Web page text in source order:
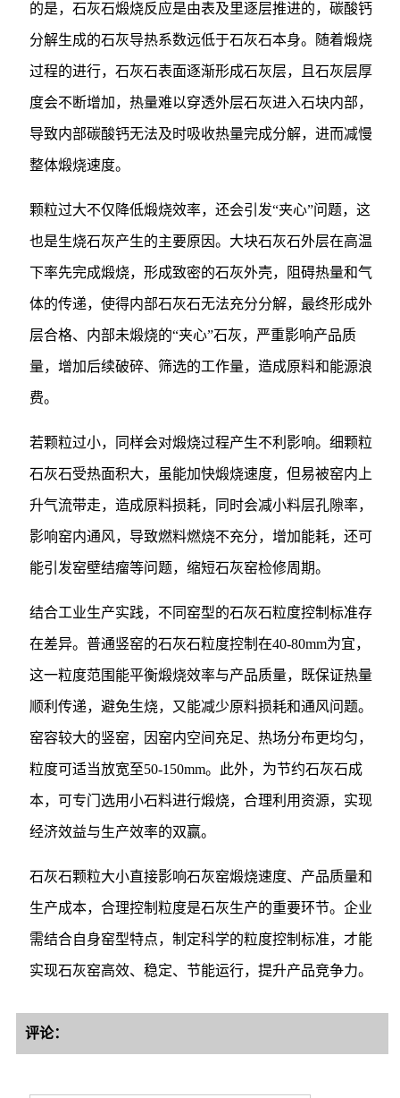
的是，石灰石煅烧反应是由表及里逐层推进的，碳酸钙
分解生成的石灰导热系数远低于石灰石本身。随着煅烧
过程的进行，石灰石表面逐渐形成石灰层，且石灰层厚
度会不断增加，热量难以穿透外层石灰进入石块内部，
导致内部碳酸钙无法及时吸收热量完成分解，进而减慢
整体煅烧速度。
颗粒过大不仅降低煅烧效率，还会引发“夹心”问题，这
也是生烧石灰产生的主要原因。大块石灰石外层在高温
下率先完成煅烧，形成致密的石灰外壳，阻碍热量和气
体的传递，使得内部石灰石无法充分分解，最终形成外
层合格、内部未煅烧的“夹心”石灰，严重影响产品质
量，增加后续破碎、筛选的工作量，造成原料和能源浪
费。
若颗粒过小，同样会对煅烧过程产生不利影响。细颗粒
石灰石受热面积大，虽能加快煅烧速度，但易被窑内上
升气流带走，造成原料损耗，同时会减小料层孔隙率，
影响窑内通风，导致燃料燃烧不充分，增加能耗，还可
能引发窑壁结瘤等问题，缩短石灰窑检修周期。
结合工业生产实践，不同窑型的石灰石粒度控制标准存
在差异。普通竖窑的石灰石粒度控制在40-80mm为宜，
这一粒度范围能平衡煅烧效率与产品质量，既保证热量
顺利传递，避免生烧，又能减少原料损耗和通风问题。
窑容较大的竖窑，因窑内空间充足、热场分布更均匀，
粒度可适当放宽至50-150mm。此外，为节约石灰石成
本，可专门选用小石料进行煅烧，合理利用资源，实现
经济效益与生产效率的双赢。
石灰石颗粒大小直接影响石灰窑煅烧速度、产品质量和
生产成本，合理控制粒度是石灰生产的重要环节。企业
需结合自身窑型特点，制定科学的粒度控制标准，才能
实现石灰窑高效、稳定、节能运行，提升产品竞争力。
评论：